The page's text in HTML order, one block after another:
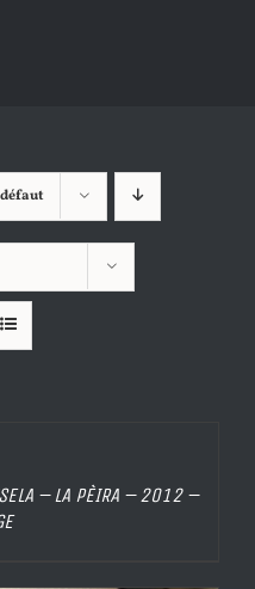
– LA PÈIRA – 2012 –